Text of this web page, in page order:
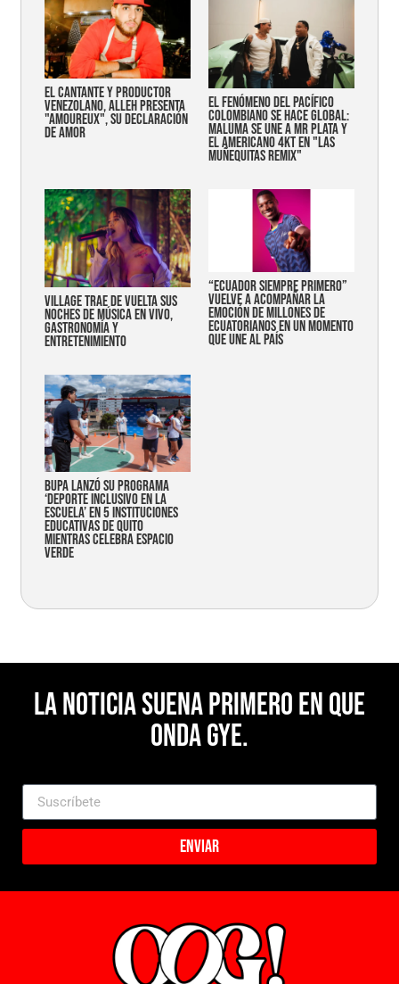
EL CANTANTE Y PRODUCTOR
VENEZOLANO, ALLEH PRESENTA
"AMOUREUX", SU DECLARACIÓN
DE AMOR
EL FENÓMENO DEL PACÍFICO
COLOMBIANO SE HACE GLOBAL:
MALUMA SE UNE A MR PLATA Y
EL AMERICANO 4KT EN "LAS
MUÑEQUITAS REMIX"
Village trae de vuelta sus
noches de música en vivo,
gastronomía y
entretenimiento
“Ecuador siempre primero”
vuelve a acompañar la
emoción de millones de
ecuatorianos en un momento
que une al país
Bupa lanzó su programa
‘Deporte Inclusivo en la
Escuela’ en 5 instituciones
educativas de Quito
mientras celebra espacio
verde
La noticia suena primero en Que
Onda Gye.
Enviar